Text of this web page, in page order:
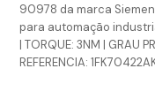
90978 da marca
para automação
| TORQUE: 3NM | GRAU
REFERENCIA: